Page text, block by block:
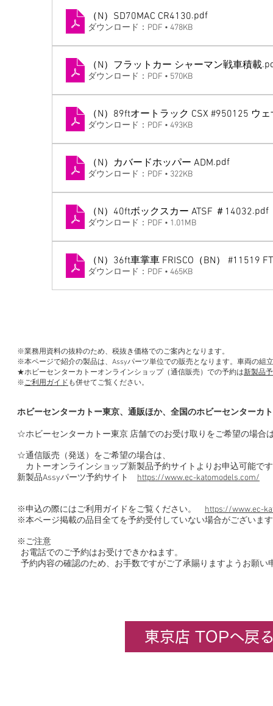
（N）SD70MAC CR4130.pdf
ダウンロード：PDF • 478KB
（N）フラットカー シャーマン戦車積載
ダウンロード：PDF • 570KB
（N）89ftオートラック CSX #950125 ウ
ダウンロード：PDF • 493KB
（N）カバードホッパー ADM.pdf
ダウンロード：PDF • 322KB
（N）40ftボックスカー ATSF ＃14032.pdf
ダウンロード：PDF • 1.01MB
（N）36ft車掌車 FRISCO（BN） #11519
ダウンロード：PDF • 465KB
※業務用資料の抜粋のため、税抜き価格でのご案内となります。
※本ページで紹介の製品は、Assyパーツ単位での販売となります。車両の組
★ホビーセンターカトーオンラインショップ（通信販売）での予約は新製品
※ご利用ガイド も併せてご覧ください。
ホビーセンターカトー東京、通販ほか、全国のホビーセンターカ
☆ホビーセンターカトー東京 店舗でのお受け取りをご希望の場合
☆通信販売（発送）をご希望の場合は、
カトーオンラインショップ新製品予約サイトよりお申込可能で
新製品Assyパーツ予約サイト https://www.ec-katomodels.com/
※申込の際にはご利用ガイドをご覧ください。 https://www.ec-
※本ページ掲載の品目全てを予約受付していない場合がございま
※ご注意
お電話でのご予約はお受けできかねます。
予約内容の確認のため、お手数ですがご了承賜りますようお願い
東京店 TOPへ戻